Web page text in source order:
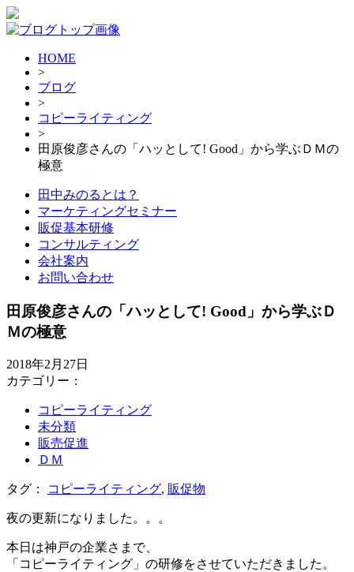
HOME
>
ブログ
>
コピーライティング
>
田原俊彦さんの「ハッとして! Good」から学ぶＤＭの
極意
田中みのるとは？
マーケティングセミナー
販促基本研修
コンサルティング
会社案内
お問い合わせ
田原俊彦さんの「ハッとして! Good」から学ぶＤ
Ｍの極意
2018年2月27日
カテゴリー：
コピーライティング
未分類
販売促進
ＤＭ
タグ： コピーライティング, 販促物
夜の更新になりました。。。
本日は神戸の企業さまで、
「コピーライティング」の研修をさせていただきました。